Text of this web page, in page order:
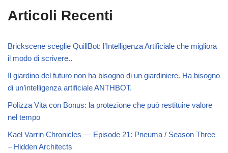
Articoli Recenti
Brickscene sceglie QuillBot: l’Intelligenza Artificiale che migliora
il modo di scrivere..
Il giardino del futuro non ha bisogno di un giardiniere. Ha bisogno
di un’intelligenza artificiale ANTHBOT.
Polizza Vita con Bonus: la protezione che può restituire valore
nel tempo
Kael Varrin Chronicles — Episode 21: Pneuma / Season Three
– Hidden Architects